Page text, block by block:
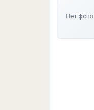
Нет фото